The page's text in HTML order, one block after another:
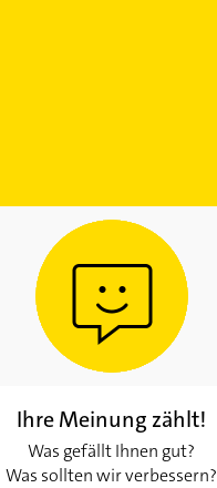
Ihre Meinung zählt!
Was gefällt Ihnen gut?
Was sollten wir verbessern?